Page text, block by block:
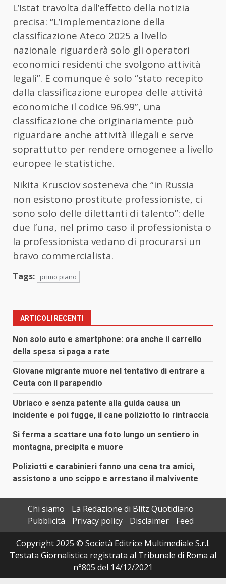
L’Istat travolta dall’effetto della notizia
precisa: “L’implementazione della
classificazione Ateco 2025 a livello
nazionale riguarderà solo gli operatori
economici residenti che svolgono attività
legali”. E comunque è solo “stato recepito
dalla classificazione europea delle attività
economiche il codice 96.99”, una
classificazione che originariamente può
riguardare anche attività illegali e serve
soprattutto per rendere omogenee a livello
europee le statistiche.
Nikita Krusciov sosteneva che “in Russia
non esistono prostitute professioniste, ci
sono solo delle dilettanti di talento”: delle
due l’una, nel primo caso il professionista o
la professionista vedano di procurarsi un
bravo commercialista.
Tags: primo piano
ARTICOLI RECENTI
Non solo auto e smartphone: ora anche il carrello
della spesa si paga a rate
Giovane migrante muore nel tentativo di entrare a
Ceuta con il parapendio
Ubriaco e senza patente alla guida causa un
incidente e poi fugge, il cane poliziotto lo rintraccia
Si ferma a scattare una foto lungo un sentiero in
montagna, precipita e muore
Poliziotti e carabinieri fanno una cena tra amici,
assistono a uno scippo e arrestano il malvivente
Chi siamo
La Redazione di Blitz Quotidiano
Pubblicità
Privacy policy Disclaimer
Feed
Copyright 2025 © Società Editrice Multimediale S.r.l.
Testata Giornalistica registrata al Tribunale di Roma al
n°805 del 14/12/2021